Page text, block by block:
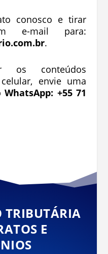
conosco e tirar
e-mail para:
.
os conteúdos
envie uma
WhatsApp: +55 71
TRIBUTÁRIA
E